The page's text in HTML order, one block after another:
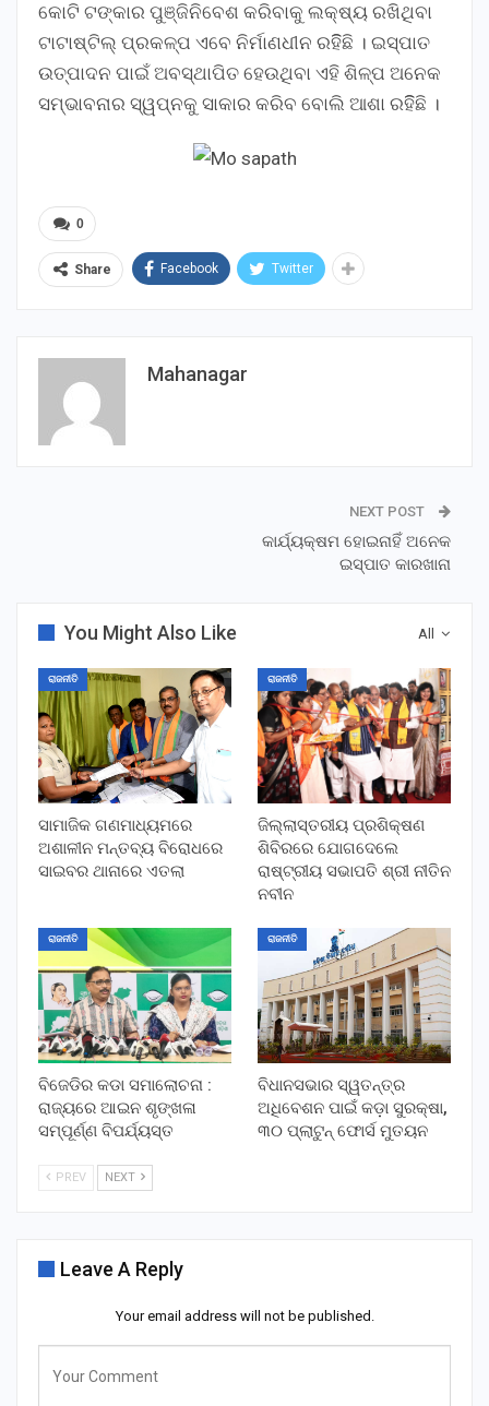
କୋଟି ଟଙ୍କାର ପୁଞ୍ଜିନିବେଶ କରିବାକୁ ଲକ୍ଷ୍ୟ ରଖିଥିବା
ଟାଟାଷ୍ଟିଲ୍ ପ୍ରକଳ୍ପ ଏବେ ନିର୍ମାଣଧୀନ ରହିିଛି । ଇସ୍ପାତ
ଉତ୍ପାଦନ ପାଇଁ ଅବସ୍ଥାପିତ ହେଉଥିବା ଏହି ଶିଳ୍ପ ଅନେକ
ସମ୍ଭାବନାର ସ୍ୱପ୍ନକୁ ସାକାର କରିବ ବୋଲି ଆଶା ରହିିଛି ।
0
Share Facebook Twitter
Mahanagar
NEXT POST
କାର୍ଯ୍ୟକ୍ଷମ ହୋଇନାହିଁ ଅନେକ
ଇସ୍ପାତ କାରଖାନା
All
You Might Also Like
ରାଜନୀତି
ସାମାଜିକ ଗଣମାଧ୍ୟମରେ
ଅଶାଳୀନ ମନ୍ତବ୍ୟ ବିରୋଧରେ
ସାଇବର ଥାନାରେ ଏତଲା
ରାଜନୀତି
ଜିଲ୍ଲାସ୍ତରୀୟ ପ୍ରଶିକ୍ଷଣ
ଶିବିରରେ ଯୋଗଦେଲେ
ରାଷ୍ଟ୍ରୀୟ ସଭାପତି ଶ୍ରୀ ନୀତିନ
ନବୀନ
ରାଜନୀତି
ବିଜେଡିର କଡା ସମାଲୋଚନା :
ରାଜ୍ୟରେ ଆଇନ ଶୃଙ୍ଖଳା
ସମ୍ପୂର୍ଣ୍ଣ ବିପର୍ଯ୍ୟସ୍ତ
ରାଜନୀତି
ବିଧାନସଭାର ସ୍ୱତନ୍ତ୍ର
ଅଧିବେଶନ ପାଇଁ କଡ଼ା ସୁରକ୍ଷା,
୩୦ ପ୍ଲାଟୁନ୍ ଫୋର୍ସ ମୁତୟନ
PREV NEXT
Leave A Reply
Your email address will not be published.